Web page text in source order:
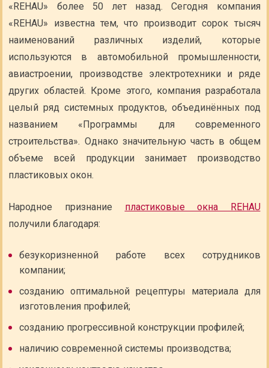
«REHAU» более 50 лет назад. Сегодня компания
«REHAU» известна тем, что производит сорок тысяч
наименований различных изделий, которые
используются в автомобильной промышленности,
авиастроении, производстве электротехники и ряде
других областей. Кроме этого, компания разработала
целый ряд системных продуктов, объединённых под
названием «Программы для современного
строительства». Однако значительную часть в общем
объеме всей продукции занимает производство
пластиковых окон.
Народное признание пластиковые окна REHAU
получили благодаря:
безукоризненной работе всех сотрудников
компании;
созданию оптимальной рецептуры материала для
изготовления профилей;
созданию прогрессивной конструкции профилей;
наличию современной системы производства;